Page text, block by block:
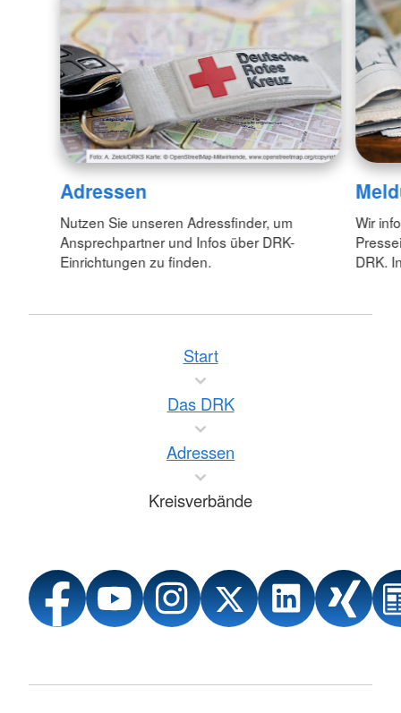
Adressen
Nutzen Sie unseren Adressfinder, um
Ansprechpartner und Infos über DRK-
Einrichtungen zu finden.
Wir
DRK.
Start
Das DRK
Adressen
Kreisverbände